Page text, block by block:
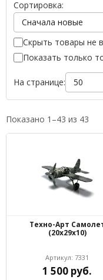
Сортировка:
Скрыть товары не
Показать только
На странице:
Показано 1–43 из 43
Техно-Арт
(20х29х10)
Артикул: 7331
1 500 руб.